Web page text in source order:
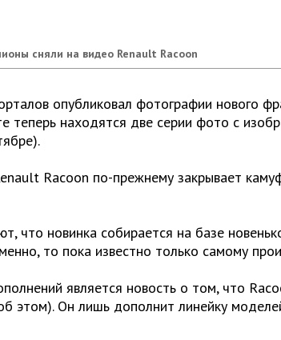
сняли на видео Renault Racoon
опубликовал фотографии нового
теперь находятся две серии фото с
Racoon по-прежнему закрывает
что новинка собирается на базе
то пока известно только самому
является новость о том, что
этом). Он лишь дополнит линейку